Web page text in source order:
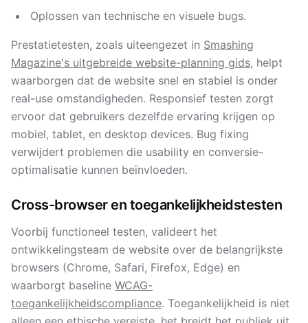
Oplossen van technische en visuele bugs.
Prestatietesten, zoals uiteengezet in Smashing
Magazine's uitgebreide website-planning gids, helpt
waarborgen dat de website snel en stabiel is onder
real-use omstandigheden. Responsief testen zorgt
ervoor dat gebruikers dezelfde ervaring krijgen op
mobiel, tablet, en desktop devices. Bug fixing
verwijdert problemen die usability en conversie-
optimalisatie kunnen beïnvloeden.
Cross-browser en toegankelijkheidstesten
Voorbij functioneel testen, valideert het
ontwikkelingsteam de website over de belangrijkste
browsers (Chrome, Safari, Firefox, Edge) en
waarborgt baseline WCAG-
toegankelijkheidscompliance. Toegankelijkheid is niet